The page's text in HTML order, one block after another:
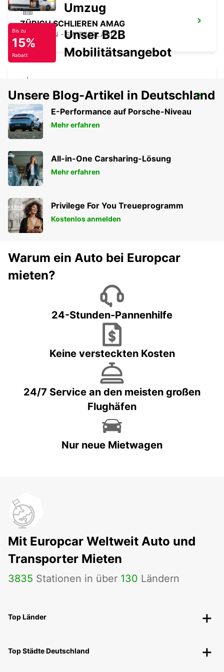
ZÜRICH SCHLIEREN AMAG
SCHLIEREN - SWITZERLAND
ZÜRICH ZENTRUM
ZURICH - SWITZERLAND
Umzug
Bis zu
15%
Rabatt
Unser B2B
Mobilitätsangebot
Unsere Blog-Artikel in Deutschland
E-Performance auf Porsche-Niveau
Mehr erfahren
All-in-One Carsharing-Lösung
Mehr erfahren
Privilege For You Treueprogramm
Kostenlos anmelden
Warum ein Auto bei Europcar
mieten?
24-Stunden-Pannenhilfe
Keine versteckten Kosten
24/7 Service an den meisten großen
Flughäfen
Nur neue Mietwagen
Mit Europcar Weltweit Auto und
Transporter Mieten
3835 Stationen in über 130 Ländern
Top Länder
Top Städte Deutschland